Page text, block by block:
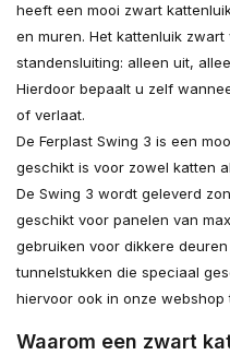
heeft een mooi zwart
en muren. Het kattenluik
standensluiting: alleen uit,
Hierdoor bepaalt u zelf
of verlaat.
De Ferplast Swing 3 is een
geschikt is voor zowel katten
De Swing 3 wordt geleverd
geschikt voor panelen van
gebruiken voor dikkere
tunnelstukken die speciaal
hiervoor ook in onze webshop
Waarom een zwart